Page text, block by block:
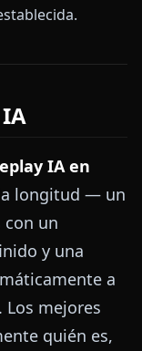
IA en
longitud — un
con un
y una
a
Los mejores
quién es,